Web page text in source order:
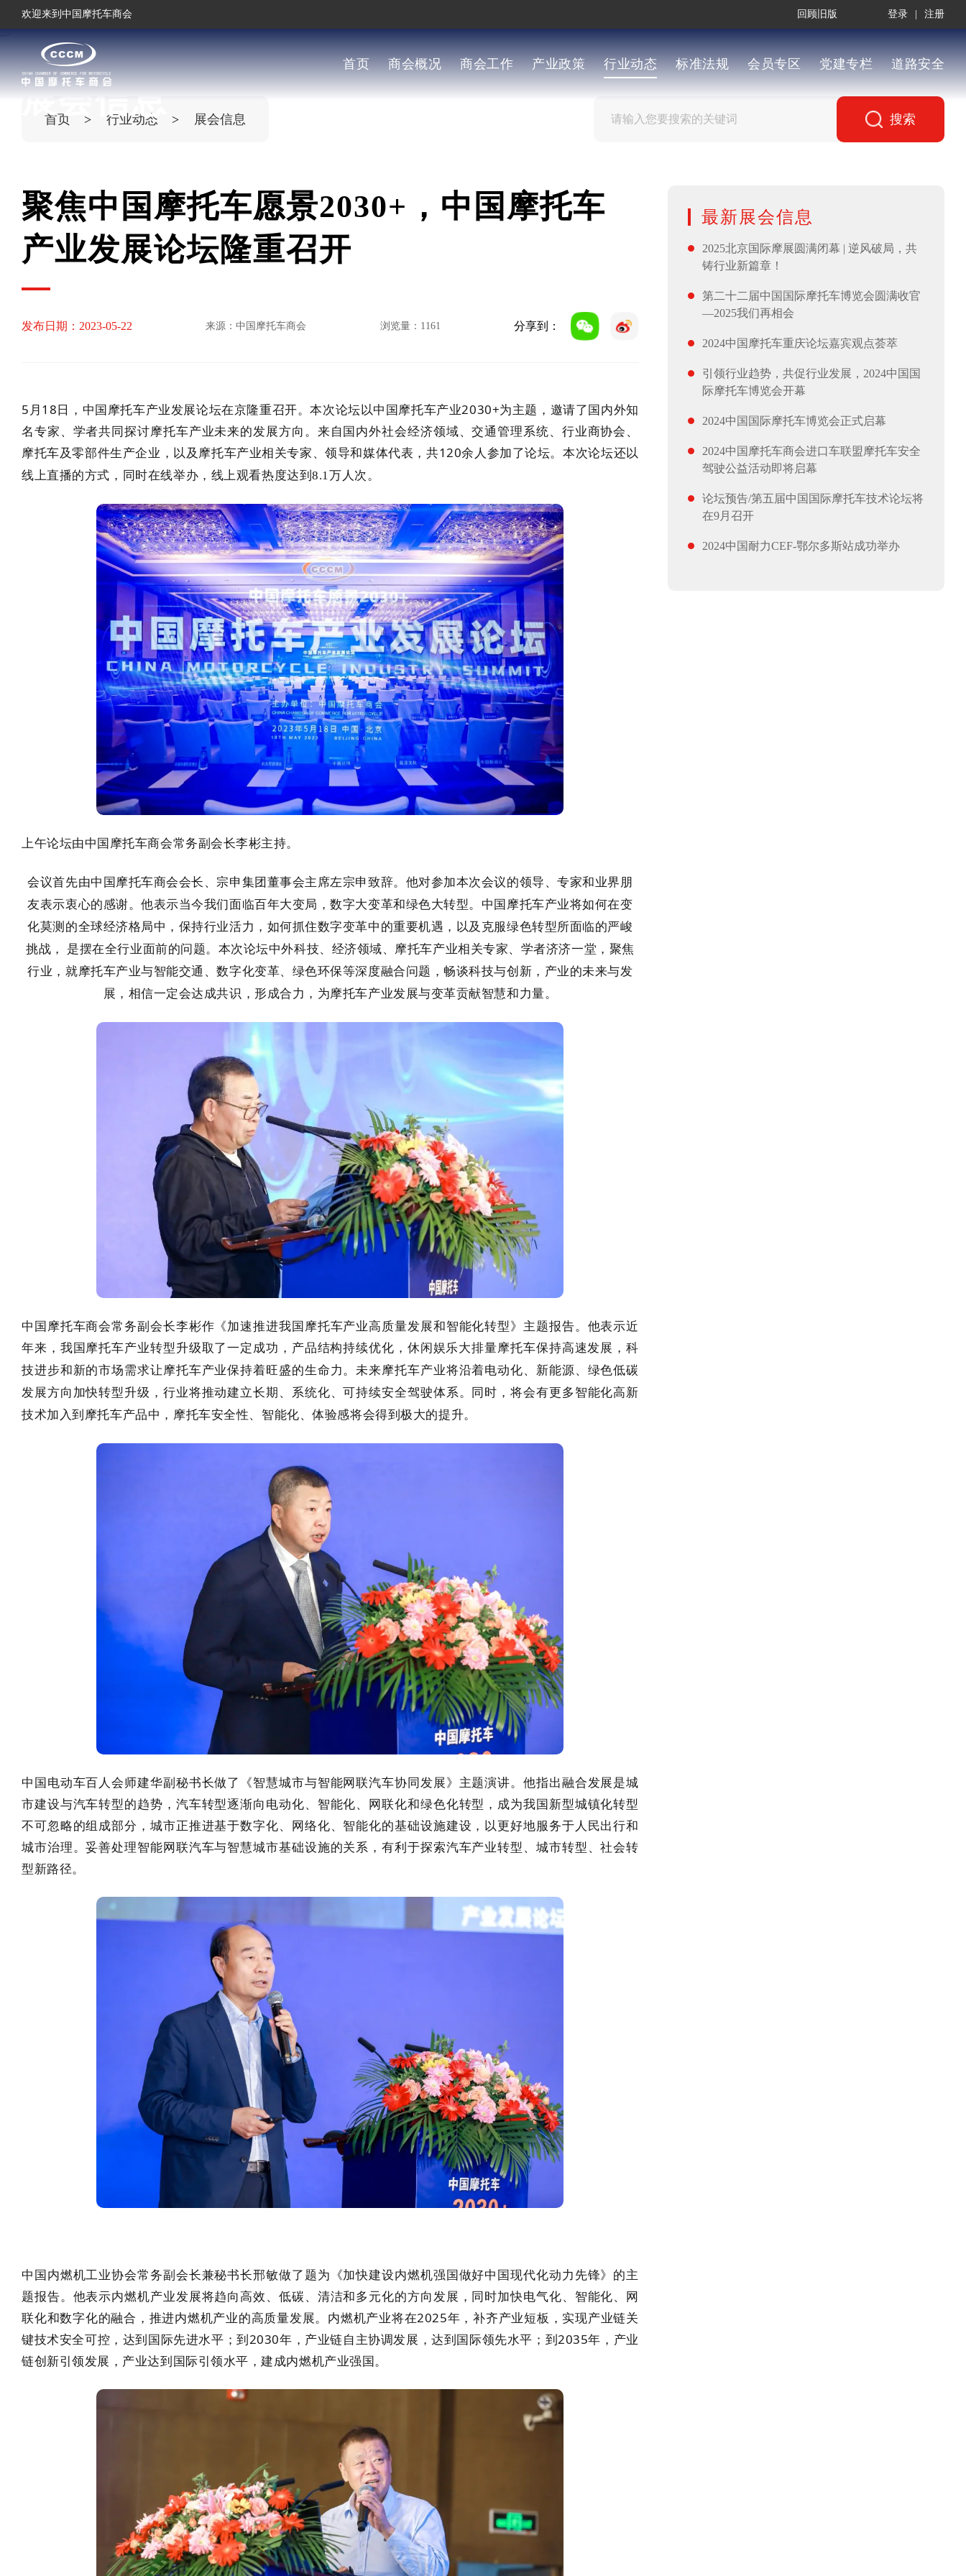
欢迎来到中国摩托车商会 回顾旧版 登录 注册
首页 商会概况 商会工作 产业政策 行业动态 标准法规 会员专区 党建专栏 道路安全
展会信息
首页 行业动态 展会信息 搜索
聚焦中国摩托车愿景2030+，中国摩托车
产业发展论坛隆重召开
发布日期：2023-05-22 来源：中国摩托车商会 浏览量： 1161 分享到：
5月18日，中国摩托车产业发展论坛在京隆重召开。本次论坛以中国摩托车产业2030+为主题，邀请了国内外知
名专家、学者共同探讨摩托车产业未来的发展方向。来自国内外社会经济领域、交通管理系统、行业商协会、
摩托车及零部件生产企业，以及摩托车产业相关专家、领导和媒体代表，共120余人参加了论坛。本次论坛还以
线上直播的方式，同时在线举办，线上观看热度达到8.1万人次。
上午论坛由中国摩托车商会常务副会长李彬主持。
会议首先由中国摩托车商会会长、宗申集团董事会主席左宗申致辞。他对参加本次会议的领导、专家和业界朋
友表示衷心的感谢。他表示当今我们面临百年大变局，数字大变革和绿色大转型。中国摩托车产业将如何在变
化莫测的全球经济格局中，保持行业活力，如何抓住数字变革中的重要机遇，以及克服绿色转型所面临的严峻
挑战， 是摆在全行业面前的问题。本次论坛中外科技、经济领域、摩托车产业相关专家、学者济济一堂，聚焦
行业，就摩托车产业与智能交通、数字化变革、绿色环保等深度融合问题，畅谈科技与创新，产业的未来与发
展，相信一定会达成共识，形成合力，为摩托车产业发展与变革贡献智慧和力量。
中国摩托车商会常务副会长李彬作《加速推进我国摩托车产业高质量发展和智能化转型》主题报告。他表示近
年来，我国摩托车产业转型升级取了一定成功，产品结构持续优化，休闲娱乐大排量摩托车保持高速发展，科
技进步和新的市场需求让摩托车产业保持着旺盛的生命力。未来摩托车产业将沿着电动化、新能源、绿色低碳
发展方向加快转型升级，行业将推动建立长期、系统化、可持续安全驾驶体系。 同时，将会有更多智能化高新
技术加入到摩托车产品中，摩托车安全性、智能化、体验感将会得到极大的提升。
中国电动车百人会师建华副秘书长做了《智慧城市与智能网联汽车协同发展》主题演讲。他指出融合发展是城
市建设与汽车转型的趋势，汽车转型逐渐向电动化、智能化、网联化和绿色化转型，成为我国新型城镇化转型
不可忽略的组成部分，城市正推进基于数字化、网络化、智能化的基础设施建设，以更好地服务于人民出行和
城市治理。妥善处理智能网联汽车与智慧城市基础设施的关系，有利于探索汽车产业转型、城市转型、社会转
型新路径。
中国内燃机工业协会常务副会长兼秘书长邢敏做了题为《加快建设内燃机强国做好中国现代化动力先锋》的主
题报告。他表示内燃机产业发展将趋向高效、低碳、清洁和多元化的方向发展，同时加快电气化、智能化、网
联化和数字化的融合，推进内燃机产业的高质量发展。内燃机产业将在2025年，补齐产业短板，实现产业链关
键技术安全可控，达到国际先进水平；到2030年，产业链自主协调发展，达到国际领先水平；到2035年，产业
链创新引领发展，产业达到国际引领水平，建成内燃机产业强国。
最新展会信息
2025北京国际摩展圆满闭幕 | 逆风破局，共
铸行业新篇章！
第二十二届中国国际摩托车博览会圆满收官
—2025我们再相会
2024中国摩托车重庆论坛嘉宾观点荟萃
引领行业趋势，共促行业发展，2024中国国
际摩托车博览会开幕
2024中国国际摩托车博览会正式启幕
2024中国摩托车商会进口车联盟摩托车安全
驾驶公益活动即将启幕
论坛预告/第五届中国国际摩托车技术论坛将
在9月召开
2024中国耐力CEF-鄂尔多斯站成功举办